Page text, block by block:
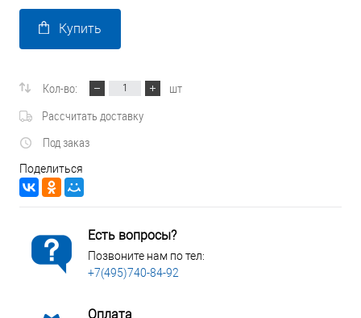
Купить
Кол-во:
шт
Рассчитать доставку
Под заказ
Поделиться
Есть вопросы?
Позвоните нам по тел:
+7(495)740-84-92
Оплата